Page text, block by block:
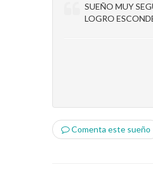
SUEÑO MUY
LOGRO
Comenta este sueño